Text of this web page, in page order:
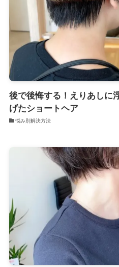
後で後悔する！えりあしに
げたショートヘア
悩み別解決方法